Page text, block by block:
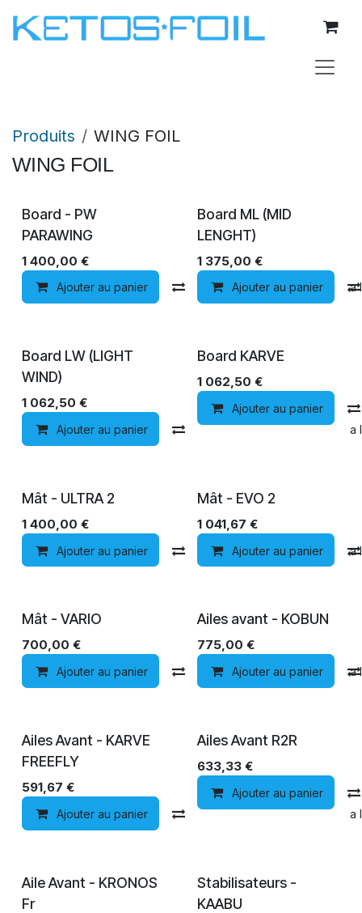
Produits WING FOIL
WING FOIL
Board - PW
PARAWING
1 400,00 €
Ajouter au panier Comparer Ajouter à la
Board ML (MID
LENGHT)
1 375,00 €
Ajouter au panier
Board LW (LIGHT
WIND)
1 062,50 €
Ajouter au panier Comparer Ajouter à la
Board KARVE
1 062,50 €
Ajouter au panier
Mât - ULTRA 2
1 400,00 €
Ajouter au panier Comparer Ajouter à la
Mât - EVO 2
1 041,67 €
Ajouter au panier
Mât - VARIO
700,00 €
Ajouter au panier Comparer Ajouter à la
FREERIDE
Ailes avant - KOBUN
775,00 €
Ajouter au panier
Ailes Avant - KARVE
FREEFLY
591,67 €
Ajouter au panier Comparer Ajouter à la
Ailes Avant R2R
633,33€
Ajouter au panier
Aile Avant - KRONOS
Fr
Stabilisateurs -
KAABU